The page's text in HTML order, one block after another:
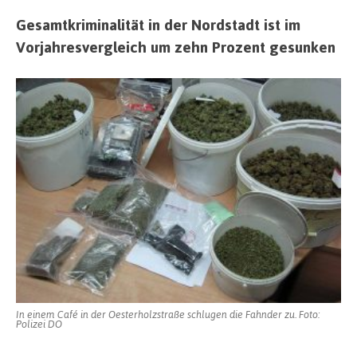
Gesamtkriminalität in der Nordstadt ist im
Vorjahresvergleich um zehn Prozent gesunken
In einem Café in der Oesterholzstraße schlugen die Fahnder zu. Foto:
Polizei DO